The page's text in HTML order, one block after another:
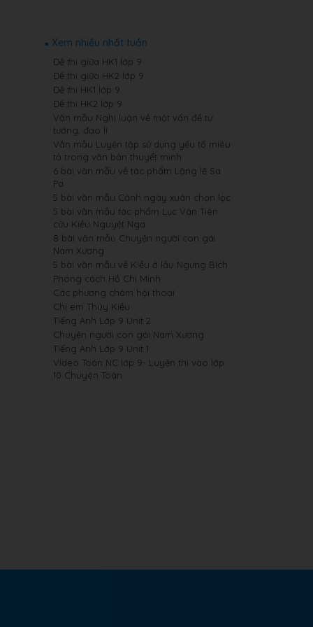
Xem nhiều nhất tuần
Đề thi giữa HK1 lớp 9
Đề thi giữa HK2 lớp 9
Đề thi HK1 lớp 9
Đề thi HK2 lớp 9
Văn mẫu Nghị luận về một vấn đề tư
tưởng, đạo lí
Văn mẫu Luyện tập sử dụng yếu tố miêu
tả trong văn bản thuyết minh
6 bài văn mẫu về tác phẩm Lặng lẽ Sa
Pa
5 bài văn mẫu Cảnh ngày xuân chọn lọc
5 bài văn mẫu tác phẩm Lục Vân Tiên
cứu Kiều Nguyệt Nga
8 bài văn mẫu Chuyện người con gái
Nam Xương
5 bài văn mẫu về Kiều ở lầu Ngưng Bích
Phong cách Hồ Chí Minh
Các phương châm hội thoại
Chị em Thúy Kiều
Tiếng Anh Lớp 9 Unit 2
Chuyện người con gái Nam Xương
Tiếng Anh Lớp 9 Unit 1
Video Toán NC lớp 9- Luyện thi vào lớp
10 Chuyên Toán